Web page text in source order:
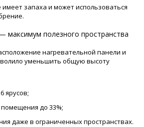
запаха и может использоваться
максимум полезного пространства
нагревательной панели и
уменьшить общую высоту
ярусов;
до 33%;
даже в ограниченных пространствах.